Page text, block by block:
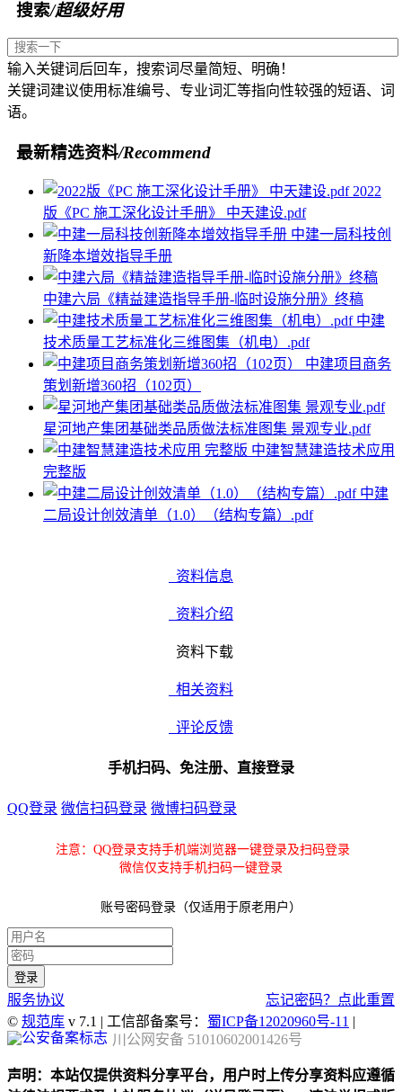
搜索/超级好用
输入关键词后回车，搜索词尽量简短、明确！
关键词建议使用标准编号、专业词汇等指向性较强的短语、词
语。
最新精选资料/Recommend
2022
版《PC 施工深化设计手册》 中天建设.pdf
中建一局科技创
新降本增效指导手册
中建六局《精益建造指导手册-临时设施分册》终稿
中建
技术质量工艺标准化三维图集（机电）.pdf
中建项目商务
策划新增360招（102页）
星河地产集团基础类品质做法标准图集 景观专业.pdf
中建智慧建造技术应用
完整版
中建
二局设计创效清单（1.0）（结构专篇）.pdf
资料信息
资料介绍
资料下载
相关资料
评论反馈
手机扫码、免注册、直接登录
QQ登录 微信扫码登录 微博扫码登录
注意：QQ登录支持手机端浏览器一键登录及扫码登录
微信仅支持手机扫码一键登录
账号密码登录（仅适用于原老用户）
服务协议
忘记密码？点此重置
© 规范库 v 7.1 | 工信部备案号： 蜀ICP备12020960号-11 |
川公网安备 51010602001426号
声明：本站仅提供资料分享平台，用户时上传分享资料应遵循